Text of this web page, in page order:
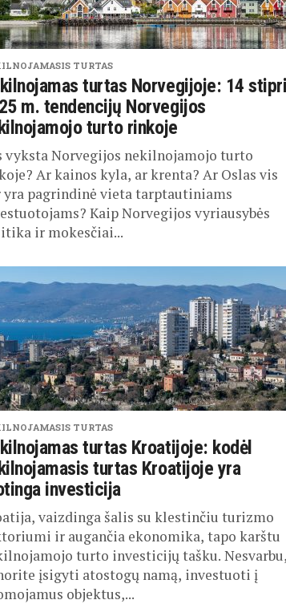
TURTAS
turtas Norvegijoje: 14
m. tendencijų Norvegijos
turto rinkoje
vyksta Norvegijos nekilnojamojo turto
Ar kainos kyla, ar krenta? Ar Oslas vis
yra pagrindinė vieta tarptautiniams
Kaip Norvegijos vyriausybės
ir mokesčiai...
TURTAS
turtas Kroatijoje: kodėl
turtas Kroatijoje yra
investicija
vaizdinga šalis su klestinčiu turizmo
ir augančia ekonomika, tapo karštu
turto investicijų tašku.
įsigyti atostogų namą, investuoti į
objektus,...